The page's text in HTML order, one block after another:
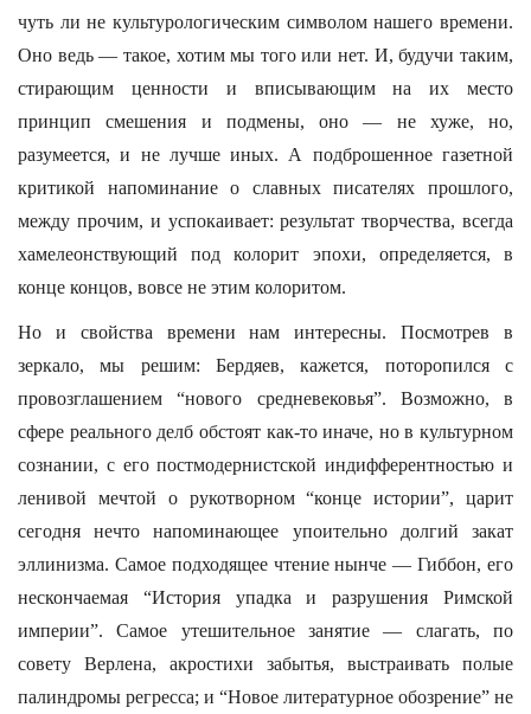
чуть ли не культурологическим символом нашего времени.
Оно ведь — такое, хотим мы того или нет. И, будучи таким,
стирающим ценности и вписывающим на их место
принцип смешения и подмены, оно — не хуже, но,
разумеется, и не лучше иных. А подброшенное газетной
критикой напоминание о славных писателях прошлого,
между прочим, и успокаивает: результат творчества, всегда
хамелеонствующий под колорит эпохи, определяется, в
конце концов, вовсе не этим колоритом.
Но и свойства времени нам интересны. Посмотрев в
зеркало, мы решим: Бердяев, кажется, поторопился с
провозглашением “нового средневековья”. Возможно, в
сфере реального делб обстоят как-то иначе, но в культурном
сознании, с его постмодернистской индифферентностью и
ленивой мечтой о рукотворном “конце истории”, царит
сегодня нечто напоминающее упоительно долгий закат
эллинизма. Самое подходящее чтение нынче — Гиббон, его
нескончаемая “История упадка и разрушения Римской
империи”. Самое утешительное занятие — слагать, по
совету Верлена, акростихи забытья, выстраивать полые
палиндромы регресса; и “Новое литературное обозрение” не